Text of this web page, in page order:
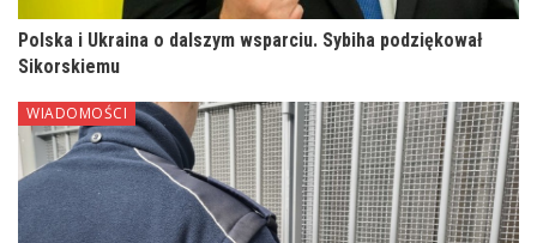
Polska i Ukraina o dalszym wsparciu. Sybiha podziękował
Sikorskiemu
WIADOMOŚCI